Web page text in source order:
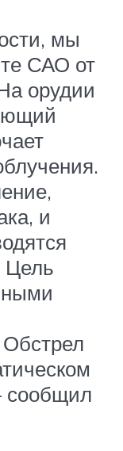
мы
САО от
орудии
и
Цель
сообщил